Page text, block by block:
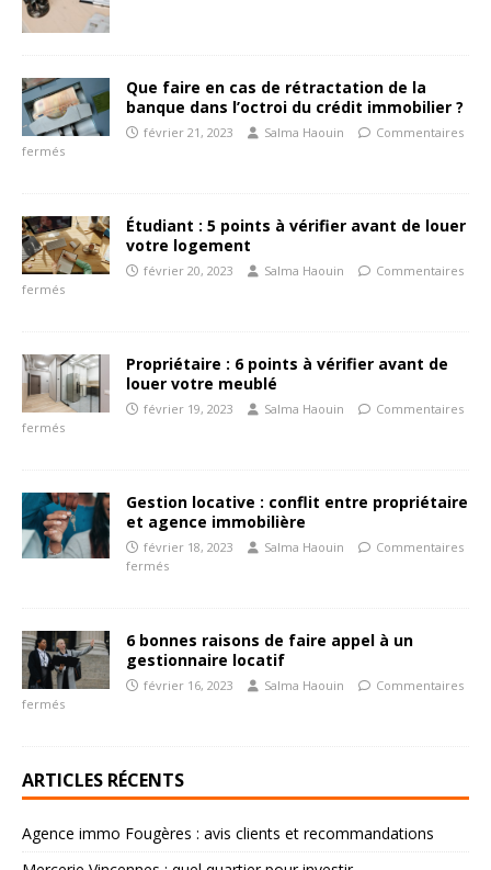
Que faire en cas de rétractation de la
banque dans l’octroi du crédit immobilier ?
février 21, 2023 Salma Haouin
Commentaires
fermés
Étudiant : 5 points à vérifier avant de louer
votre logement
février 20, 2023 Salma Haouin
Commentaires
fermés
Propriétaire : 6 points à vérifier avant de
louer votre meublé
février 19, 2023 Salma Haouin
Commentaires
fermés
Gestion locative : conflit entre propriétaire
et agence immobilière
février 18, 2023 Salma Haouin
Commentaires
fermés
6 bonnes raisons de faire appel à un
gestionnaire locatif
février 16, 2023 Salma Haouin
Commentaires
fermés
ARTICLES RÉCENTS
Agence immo Fougères : avis clients et recommandations